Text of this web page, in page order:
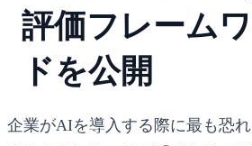
評価フレーム
ドを公開
企業がAIを導入する際に最も恐